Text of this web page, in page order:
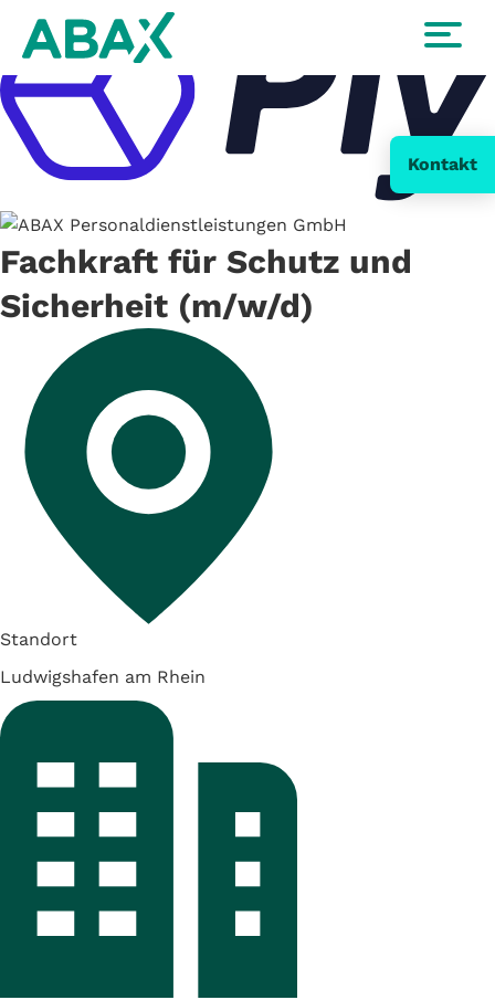
Kontakt
Fachkraft für Schutz und
Sicherheit (m/w/d)
Standort
Ludwigshafen am Rhein